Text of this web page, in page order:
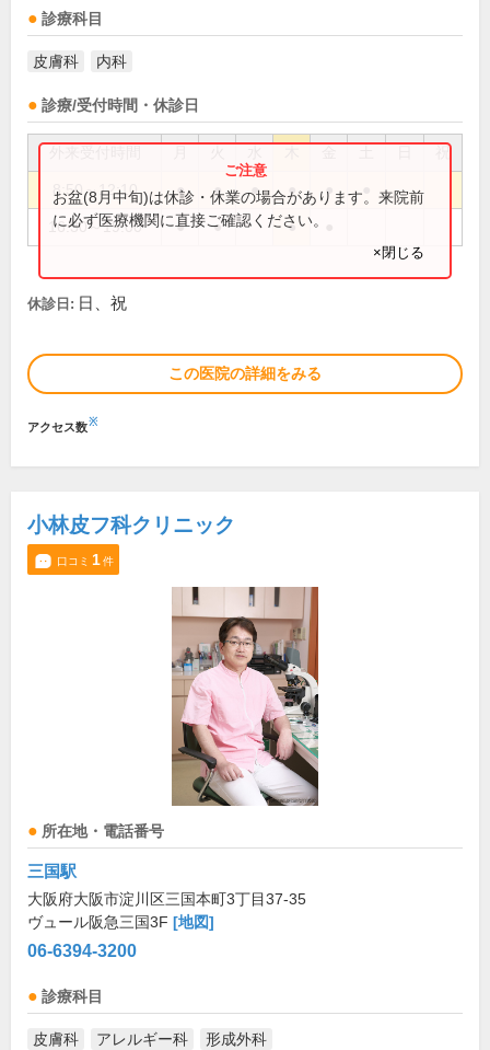
診療科目
皮膚科 内科
診療/受付時間・休診日
祝
8:50～12:10 ● ● ● ● ●
16:30～19:00 ● ● ●
お盆(8月中旬)は休診・休業の場合があります。来院前
に必ず医療機関に直接ご確認ください。
×閉じる
休診日: 日、祝
この医院の詳細をみる
アクセス数※
小林皮フ科クリニック
口コミ 1件
所在地・電話番号
三国駅
大阪府大阪市淀川区三国本町3丁目37-35
ヴュール阪急三国3F [地図]
06-6394-3200
診療科目
皮膚科 アレルギー科 形成外科